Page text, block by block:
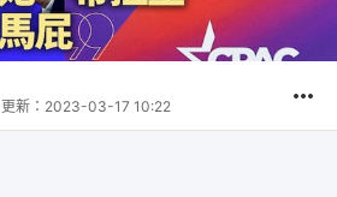
更新： 2023-03-17 10:22